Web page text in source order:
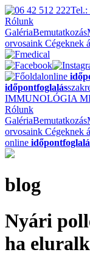
Tel.:
Rólunk
GalériaBemutatkozás
orvosaink Cégeknek
online
időpontfoglalás
IMMUNOLÓGIA
Rólunk
GalériaBemutatkozás
orvosaink Cégeknek
online
blog
Nyári
ha